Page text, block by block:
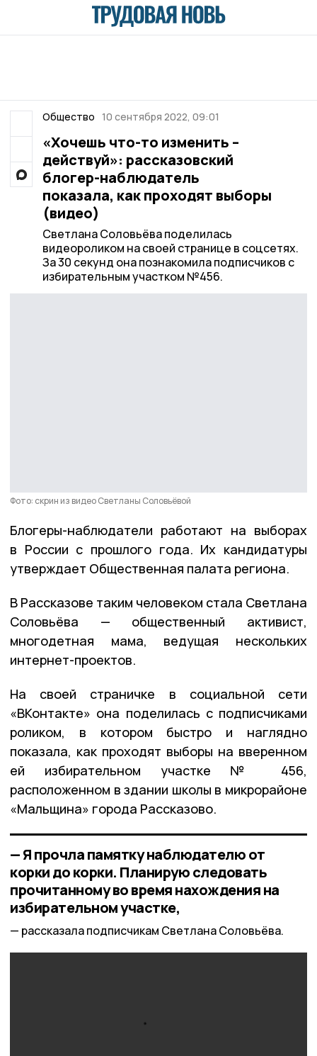
Общество 10 сентября 2022, 09:01
«Хочешь что-то изменить –
действуй»: рассказовский
блогер-наблюдатель
показала, как проходят выборы
(видео)
Светлана Соловьёва поделилась
видеороликом на своей странице в соцсетях.
За 30 секунд она познакомила подписчиков с
избирательным участком №456.
Фото: скрин из видео Светланы Соловьёвой
Блогеры-наблюдатели работают на выборах
в России с прошлого года. Их кандидатуры
утверждает Общественная палата региона.
В Рассказове таким человеком стала Светлана
Соловьёва — общественный активист,
многодетная мама, ведущая нескольких
интернет-проектов.
На своей страничке в социальной сети
«ВКонтакте» она поделилась с подписчиками
роликом, в котором быстро и наглядно
показала, как проходят выборы на вверенном
ей избирательном участке № 456,
расположенном в здании школы в микрорайоне
«Мальщина» города Рассказово.
— Я прочла памятку наблюдателю от
корки до корки. Планирую следовать
прочитанному во время нахождения на
избирательном участке,
рассказала подписчикам Светлана Соловьёва.